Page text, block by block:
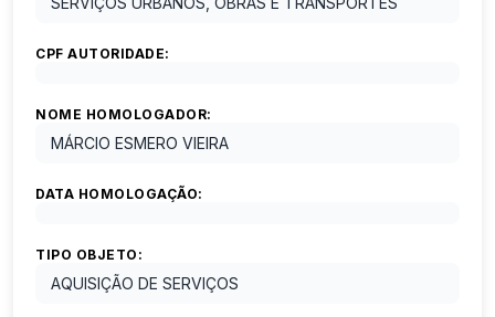
CPF AUTORIDADE:
NOME HOMOLOGADOR:
MÁRCIO ESMERO VIEIRA
DATA HOMOLOGAÇÃO:
TIPO OBJETO:
AQUISIÇÃO DE SERVIÇOS